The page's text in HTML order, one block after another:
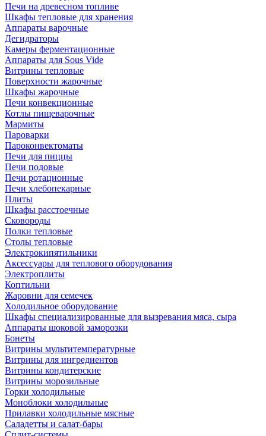
Печи на древесном топливе
Шкафы тепловые для хранения
Аппараты варочные
Дегидраторы
Камеры ферментационные
Аппараты для Sous Vide
Витрины тепловые
Поверхности жарочные
Шкафы жарочные
Печи конвекционные
Котлы пищеварочные
Мармиты
Пароварки
Пароконвектоматы
Печи для пиццы
Печи подовые
Печи ротационные
Печи хлебопекарные
Плиты
Шкафы расстоечные
Сковороды
Полки тепловые
Столы тепловые
Электрокипятильники
Аксессуары для теплового оборудования
Электроплиты
Коптильни
Жаровни для семечек
Холодильное оборудование
Шкафы специализированные для вызревания мяса, сыра
Аппараты шоковой заморозки
Бонеты
Витрины мультитемпературные
Витрины для ингредиентов
Витрины кондитерские
Витрины морозильные
Горки холодильные
Моноблоки холодильные
Прилавки холодильные мясные
Саладетты и салат-бары